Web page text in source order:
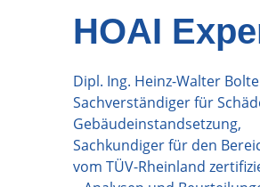
HOAI
Dipl. Ing. Heinz-Walter Bolte
Sachverständiger für
Gebäudeinstandsetzung,
Sachkundiger für den
vom TÜV-Rheinland